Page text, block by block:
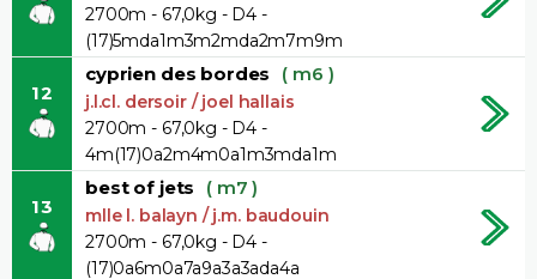
2700m - 67,0kg - D4 -
(17)5mda1m3m2mda2m7m9m
12
cyprien des bordes ( m6 )
j.l.cl. dersoir / joel hallais
2700m - 67,0kg - D4 -
4m(17)0a2m4m0a1m3mda1m
13
best of jets ( m7 )
mlle l. balayn / j.m. baudouin
2700m - 67,0kg - D4 -
(17)0a6m0a7a9a3a3ada4a